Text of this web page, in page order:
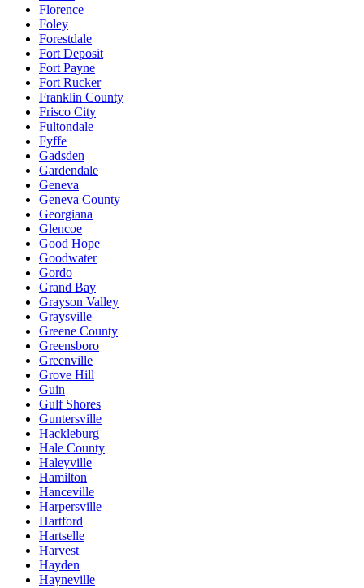
Florence
Foley
Forestdale
Fort Deposit
Fort Payne
Fort Rucker
Franklin County
Frisco City
Fultondale
Fyffe
Gadsden
Gardendale
Geneva
Geneva County
Georgiana
Glencoe
Good Hope
Goodwater
Gordo
Grand Bay
Grayson Valley
Graysville
Greene County
Greensboro
Greenville
Grove Hill
Guin
Gulf Shores
Guntersville
Hackleburg
Hale County
Haleyville
Hamilton
Hanceville
Harpersville
Hartford
Hartselle
Harvest
Hayden
Hayneville